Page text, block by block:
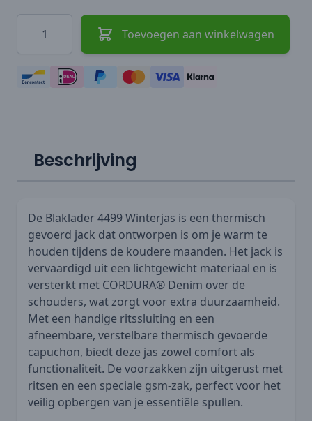
Hoeveelheid
Toevoegen aan winkelwagen
Beschrijving
De Blaklader 4499 Winterjas is een thermisch
gevoerd jack dat ontworpen is om je warm te
houden tijdens de koudere maanden. Het jack is
vervaardigd uit een lichtgewicht materiaal en is
versterkt met CORDURA® Denim over de
schouders, wat zorgt voor extra duurzaamheid.
Met een handige ritssluiting en een
afneembare, verstelbare thermisch gevoerde
capuchon, biedt deze jas zowel comfort als
functionaliteit. De voorzakken zijn uitgerust met
ritsen en een speciale gsm-zak, perfect voor het
veilig opbergen van je essentiële spullen.